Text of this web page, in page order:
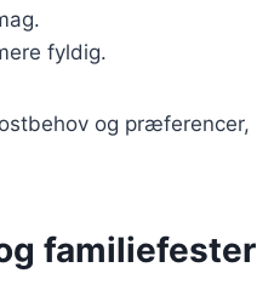
fyldig.
og præferencer,
familiefester